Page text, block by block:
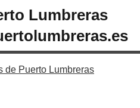
Lumbreras
de Puerto Lumbreras